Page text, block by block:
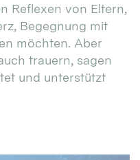
Reflexen von Eltern,
Begegnung mit
möchten. Aber
trauern, sagen
und unterstützt